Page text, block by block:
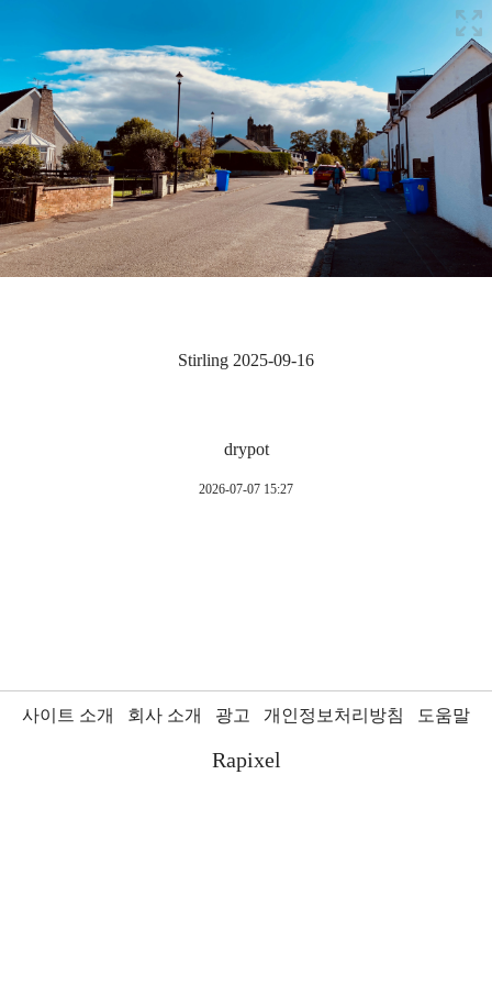
Stirling 2025-09-16
drypot
2026-07-07 15:27
사이트 소개 회사 소개 광고 개인정보처리방침 도움말
Rapixel